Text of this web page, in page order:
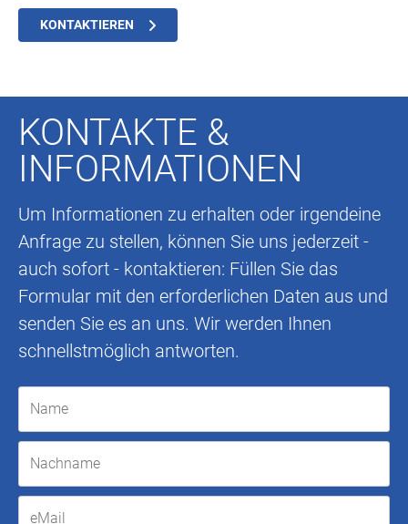
KONTAKTIEREN
KONTAKTE &
INFORMATIONEN
Um Informationen zu erhalten oder irgendeine
Anfrage zu stellen, können Sie uns jederzeit -
auch sofort - kontaktieren: Füllen Sie das
Formular mit den erforderlichen Daten aus und
senden Sie es an uns. Wir werden Ihnen
schnellstmöglich antworten.